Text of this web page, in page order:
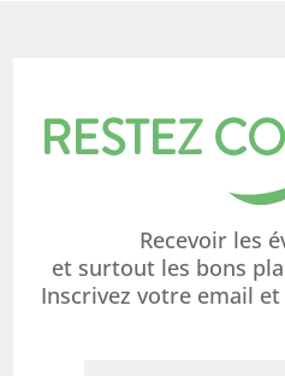
RESTEZ
Recevoir les
et surtout les bons
Inscrivez votre email